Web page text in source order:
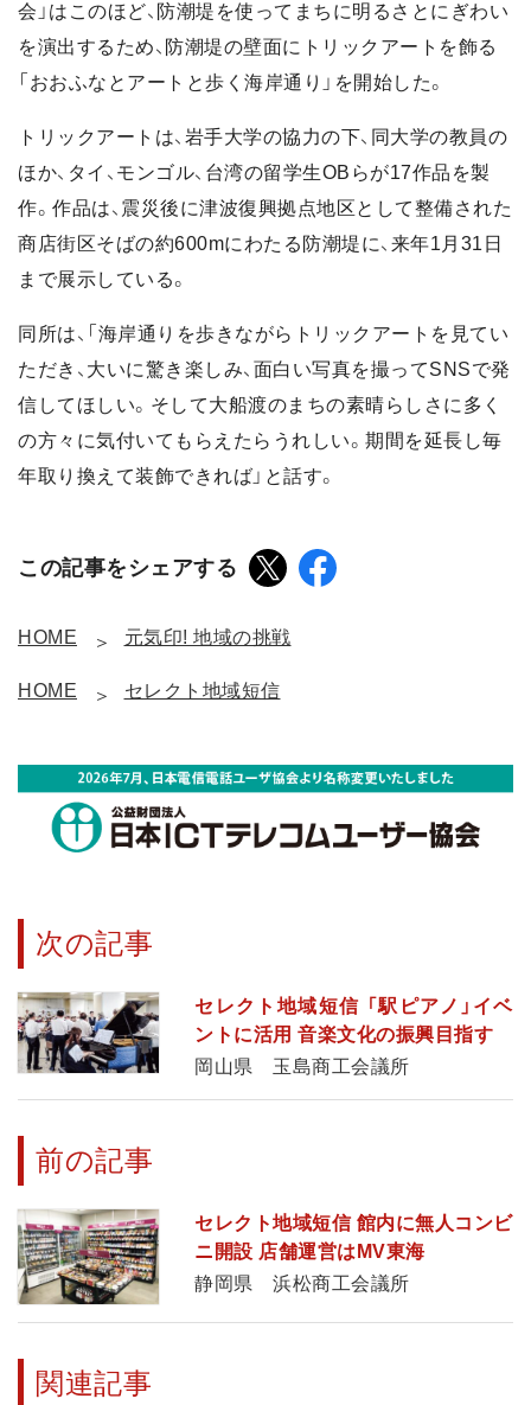
会」はこのほど、防潮堤を使ってまちに明るさとにぎわい
を演出するため、防潮堤の壁面にトリックアートを飾る
「おおふなとアートと歩く海岸通り」を開始した。
トリックアートは、岩手大学の協力の下、同大学の教員の
ほか、タイ、モンゴル、台湾の留学生OBらが17作品を製
作。作品は、震災後に津波復興拠点地区として整備された
商店街区そばの約600mにわたる防潮堤に、来年1月31日
まで展示している。
同所は、「海岸通りを歩きながらトリックアートを見てい
ただき、大いに驚き楽しみ、面白い写真を撮ってSNSで発
信してほしい。そして大船渡のまちの素晴らしさに多く
の方々に気付いてもらえたらうれしい。期間を延長し毎
年取り換えて装飾できれば」と話す。
この記事をシェアする
HOME 元気印! 地域の挑戦
HOME セレクト地域短信
次の記事
セレクト地域短信 「駅ピアノ」イベ
ントに活用 音楽文化の振興目指す
岡山県 玉島商工会議所
前の記事
セレクト地域短信 館内に無人コンビ
ニ開設 店舗運営はMV東海
静岡県 浜松商工会議所
関連記事